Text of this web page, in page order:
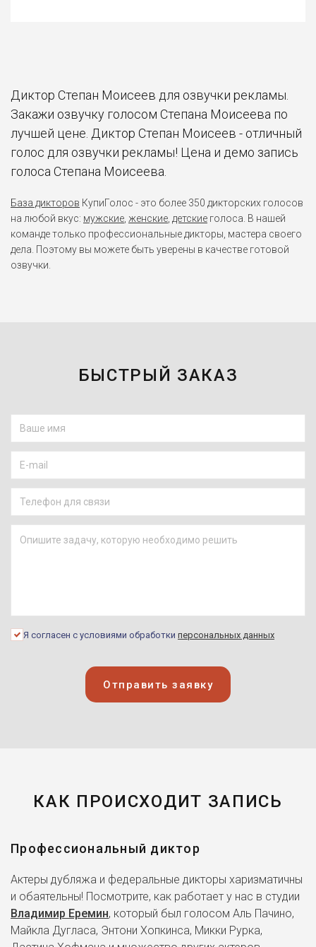
Диктор Степан Моисеев для озвучки рекламы.
Закажи озвучку голосом Степана Моисеева по
лучшей цене. Диктор Степан Моисеев - отличный
голос для озвучки рекламы! Цена и демо запись
голоса Степана Моисеева.
База дикторов КупиГолос - это более 350 дикторских голосов
на любой вкус: мужские женские детские голоса. В нашей
команде только профессиональные дикторы, мастера своего
дела. Поэтому вы можете быть уверены в качестве готовой
озвучки.
БЫСТРЫЙ ЗАКАЗ
Я согласен с условиями обработки персональных данных
Отправить заявку
КАК ПРОИСХОДИТ ЗАПИСЬ
Профессиональный диктор
Актеры дубляжа и федеральные дикторы харизматичны
и обаятельны! Посмотрите, как работает у нас в студии
Владимир Еремин, который был голосом Аль Пачино,
Майкла Дугласа, Энтони Хопкинса, Микки Рурка,